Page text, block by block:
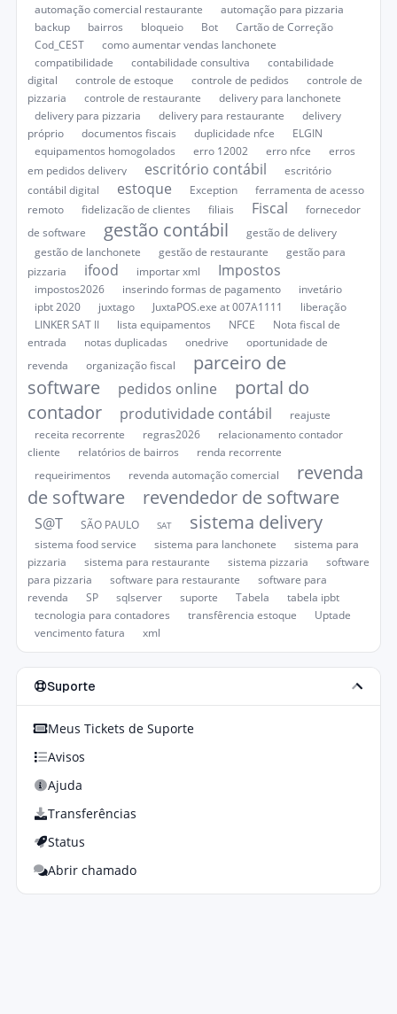
automação comercial restaurante
automação para pizzaria
backup
bairros bloqueio Bot
Cartão de Correção
Cod_CEST
como aumentar vendas lanchonete
compatibilidade
contabilidade consultiva
contabilidade
digital
controle de estoque controle de pedidos
controle de
pizzaria
controle de restaurante
delivery para lanchonete
delivery para pizzaria
delivery para restaurante
delivery
próprio
documentos fiscais duplicidade nfce
ELGIN
equipamentos homogolados
erro 12002 erro nfce
erros
em pedidos delivery
escritório contábil
escritório
contábil digital
estoque Exception
ferramenta de acesso
remoto
fidelização de clientes filiais Fiscal
fornecedor
de software
gestão contábil
gestão de delivery
gestão de lanchonete
gestão de restaurante
gestão para
pizzaria
ifood importar xml Impostos
impostos2026 inserindo formas de pagamento
invetário
ipbt 2020
juxtago JuxtaPOS.exe at 007A1111
liberação
LINKER SAT II
lista equipamentos NFCE
Nota fiscal de
entrada
notas duplicadas onedrive
oportunidade de
revenda
organização fiscal
parceiro de
software
pedidos online
portal do
contador
produtividade contábil
reajuste
receita recorrente
regras2026
relacionamento contador
cliente
relatórios de bairros
renda recorrente
requeirimentos
revenda automação comercial
revenda
de software
revendedor de software
S@T SÃO PAULO SAT sistema delivery
sistema food service sistema para lanchonete
sistema para
pizzaria
sistema para restaurante sistema pizzaria
software
para pizzaria
software para restaurante
software para
revenda
SP sqlserver suporte Tabela
tabela ipbt
tecnologia para contadores
transfêrencia estoque
Uptade
vencimento fatura
xml
Suporte
Meus Tickets de Suporte
Avisos
Ajuda
Transferências
Status
Abrir chamado